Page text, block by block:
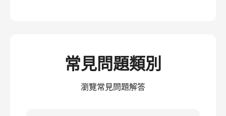
常見問題類別
瀏覽常見問題解答